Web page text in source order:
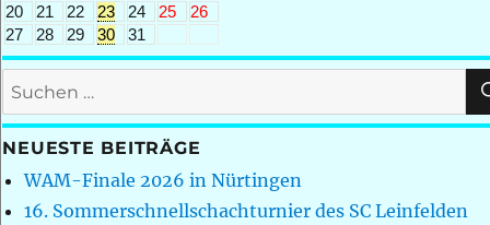
20
21 22 23 24 25
26
27
28 29 30 31
Suchen
nach:
NEUESTE BEITRÄGE
WAM-Finale 2026 in Nürtingen
16. Sommerschnellschachturnier des SC Leinfelden